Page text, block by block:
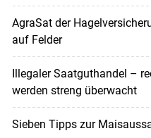
AgraSat der
auf Felder
Illegaler Saatguthandel –
werden streng überwacht
Sieben Tipps zur